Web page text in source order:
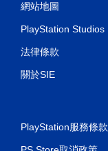
網站地圖
PlayStation Studios
法律條款
關於SIE
PlayStation服務條款